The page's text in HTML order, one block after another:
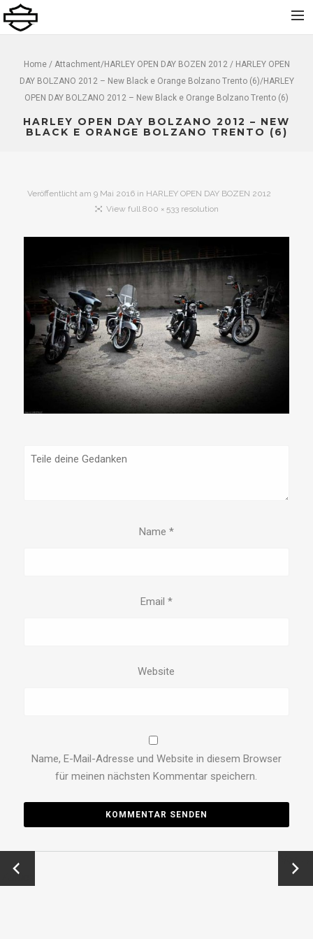
Über uns
Gebraucht
Bekleidung und Zubehör
Finance
Home/ Attachment/HARLEY OPEN DAY BOZEN 2012/ HARLEY OPEN
DAY BOLZANO 2012 – New Black e Orange Bolzano Trento (6)/HARLEY
OPEN DAY BOLZANO 2012 – New Black e Orange Bolzano Trento (6)
HARLEY OPEN DAY BOLZANO 2012 – NEW
BLACK E ORANGE BOLZANO TRENTO (6)
Veröffentlicht am9 Mai 2016 in HARLEY OPEN DAY BOZEN 2012
View full 800 × 533 resolution
Name *
Email *
Website
Name, E-Mail-Adresse und Website in diesem Browser
für meinen nächsten Kommentar speichern.
Zurück
Vor →